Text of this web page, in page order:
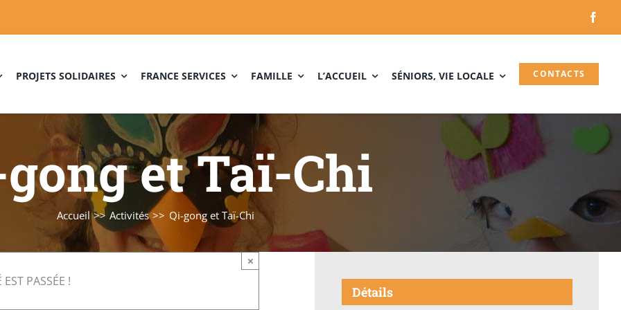
PROJETS SOLIDAIRES FRANCE SERVICES FAMILLE L’ACCUEIL SÉNIORS, VIE LOCALE CONTACTS
et Taï-Chi
Accueil Activités Qi-gong et Taï-Chi
EST PASSÉE !
×
Détails